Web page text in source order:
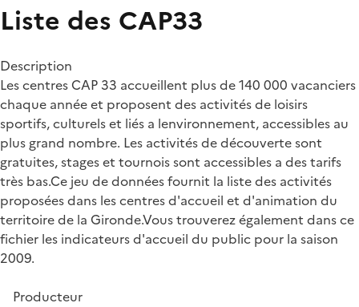
Liste des CAP33
Description
Les centres CAP 33 accueillent plus de 140 000 vacanciers
chaque année et proposent des activités de loisirs
sportifs, culturels et liés a lenvironnement, accessibles au
plus grand nombre. Les activités de découverte sont
gratuites, stages et tournois sont accessibles a des tarifs
très bas.Ce jeu de données fournit la liste des activités
proposées dans les centres d'accueil et d'animation du
territoire de la Gironde.Vous trouverez également dans ce
fichier les indicateurs d'accueil du public pour la saison
2009.
Producteur